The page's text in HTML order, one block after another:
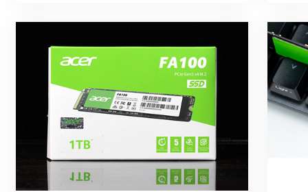
移动固态硬盘
Biwin Data Recovery Tool
隐私政策
时